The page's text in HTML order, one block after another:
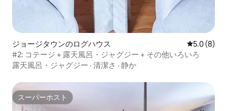
ジョージタウンのログハウス レビュー8
5.0 (8)
#2: コテージ + 露天風呂・ジャグジー + その他いろいろ
露天風呂・ジャグジー · 清潔さ · 静か
スーパーホスト
スーパーホスト